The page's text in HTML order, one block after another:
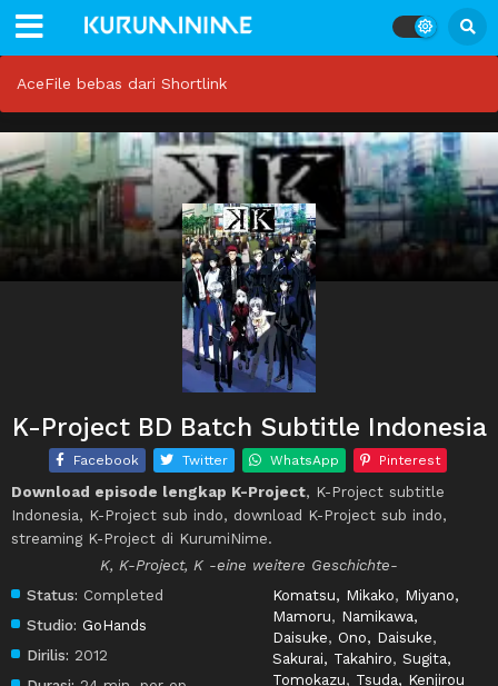
AceFile bebas dari Shortlink
K-Project BD Batch Subtitle Indonesia
Facebook Twitter WhatsApp Pinterest
Download episode lengkap K-Project, K-Project subtitle
Indonesia, K-Project sub indo, download K-Project sub indo,
streaming K-Project di KurumiNime.
K, K-Project, K -eine weitere Geschichte-
Status: Completed
Studio: GoHands
Dirilis: 2012
Komatsu, Mikako, Miyano,
Mamoru, Namikawa,
Daisuke, Ono, Daisuke,
Sakurai, Takahiro,Sugita,
Tomokazu, Tsuda, Kenjirou